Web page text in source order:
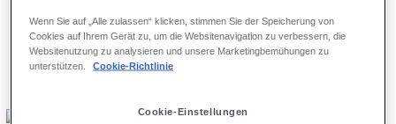
Parkhäuser Neues Kranzler Eck und Parkhaus am Zoo
befinden sich in unmittelbarer Nähe.
Wenn Sie auf „Alle zulassen“ klicken, stimmen Sie der Speicherung von
Cookies auf Ihrem Gerät zu, um die Websitenavigation zu verbessern, die
Websitenutzung zu analysieren und unsere Marketingbemühungen zu
unterstützen.
Cookie-Richtlinie
Cookie-Einstellungen